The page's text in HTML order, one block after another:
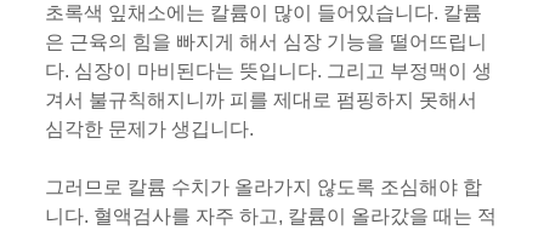
초록색 잎채소에는 칼륨이 많이 들어있습니다. 칼륨
은 근육의 힘을 빠지게 해서 심장 기능을 떨어뜨립니
다. 심장이 마비된다는 뜻입니다. 그리고 부정맥이 생
겨서 불규칙해지니까 피를 제대로 펌핑하지 못해서
심각한 문제가 생깁니다.
그러므로 칼륨 수치가 올라가지 않도록 조심해야 합
니다. 혈액검사를 자주 하고, 칼륨이 올라갔을 때는 적